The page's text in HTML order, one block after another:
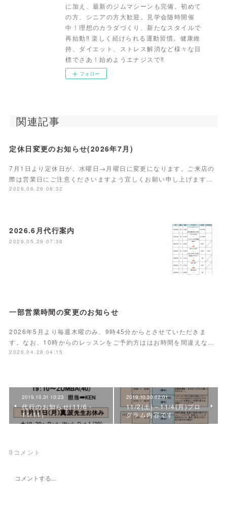
に加え、最新のジムマシーンも完備。初めて
の方、シニアの方大歓迎。見学会随時開催
中！理想のカラダづくり、新たなスタイルで
再始動‼ 楽しく続けられる運動習慣。健康維
持、ダイエット、ストレス解消など様々な目
標でさあ！始めようエナジスで‼
フォロー
関連記事
定休日変更のお知らせ(2026年7月)
7月1日より定休日が、水曜日→月曜日に変更になります。ご来店の
際は営業日にご注意くださいますよう宜しくお願い申し上げます…
2026.06.29 08:32
2026.6月代行案内
2026.05.29 07:38
一部営業時間の変更のお知らせ
2026年5月より毎週木曜のみ、9時45分からとさせていただきま
す。なお、10時からのレッスンをご予約方ははお時間を間違えな…
2026.04.28 04:15
2019.10.31 10:23
代行のお知らせ(11/6・
11/11）
2019.10.30 02:01
11/2(土)～11/4(月)プロ
グラム内容です
0 コメント